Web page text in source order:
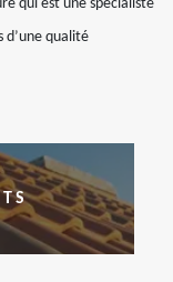
qui est une spécialiste
d’une qualité